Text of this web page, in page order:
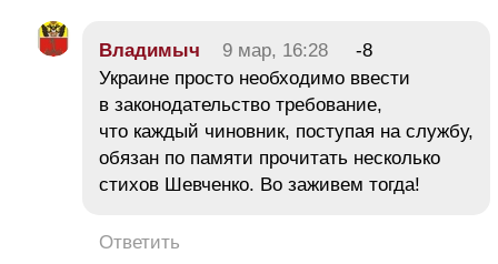
Владимыч 9 мар, 16:28
-8
Украине просто необходимо ввести
в законодательство требование,
что каждый чиновник, поступая на службу,
обязан по памяти прочитать несколько
стихов Шевченко. Во заживем тогда!
Ответить